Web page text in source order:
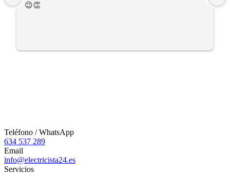
😉👏
Teléfono / WhatsApp
634 537 289
Email
info@electricista24.es
Servicios